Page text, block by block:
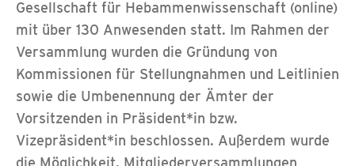
Gesellschaft für Hebammenwissenschaft (online)
mit über 130 Anwesenden statt. Im Rahmen der
Versammlung wurden die Gründung von
Kommissionen für Stellungnahmen und Leitlinien
sowie die Umbenennung der Ämter der
Vorsitzenden in Präsident*in bzw.
Vizepräsident*in beschlossen. Außerdem wurde
die Möglichkeit, Mitgliederversammlungen